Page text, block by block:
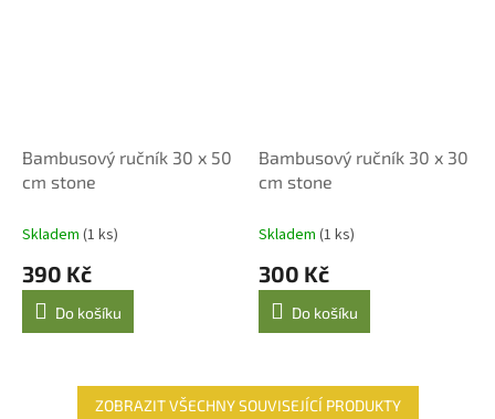
Bambusový ručník 30 x 50
cm stone
Skladem (1 ks)
390 Kč
Do košíku
Bambusový ručník 30 x 30
cm stone
Skladem (1 ks)
300 Kč
Do košíku
ZOBRAZIT VŠECHNY SOUVISEJÍCÍ PRODUKTY